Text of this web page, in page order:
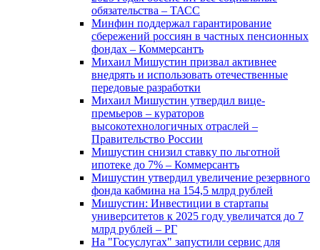
обязательства – ТАСС
Минфин поддержал гарантирование
сбережений россиян в частных пенсионных
фондах – Коммерсантъ
Михаил Мишустин призвал активнее
внедрять и использовать отечественные
передовые разработки
Михаил Мишустин утвердил вице-
премьеров – кураторов
высокотехнологичных отраслей –
Правительство России
Мишустин снизил ставку по льготной
ипотеке до 7% – Коммерсантъ
Мишустин утвердил увеличение резервного
фонда кабмина на 154,5 млрд рублей
Мишустин: Инвестиции в стартапы
университетов к 2025 году увеличатся до 7
млрд рублей – РГ
На "Госуслугах" запустили сервис для